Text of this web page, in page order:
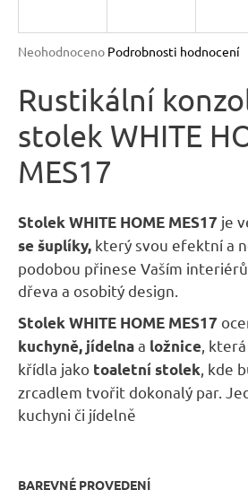
Průměrné
produktu
je
0,0
z
5
hvězdiček.
Neohodnoceno Podrobnosti hodnocení
Rustikální
stolek WHITE
MES17
Stolek WHITE HOME MES17 je
se šuplíky, který svou efektní a
podobou přinese Vaším
dřeva a osobitý design.
Stolek WHITE HOME MES17
kuchyně, jídelnaa ložnice ,
křídla jako toaletní stolek , kde
zrcadlem tvořit dokonalý par.
kuchyni či jídelně
BAREVNÉ PROVEDENÍ
a
í
t
?
HLEDAT
D
o
p
o
r